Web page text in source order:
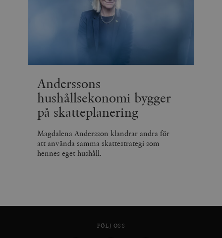
Anderssons
hushållsekonomi bygger
på skatteplanering
Magdalena Andersson klandrar andra för
att använda samma skattestrategi som
hennes eget hushåll.
FÖLJ OSS